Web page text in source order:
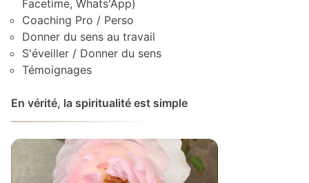
Facetime, Whats'App)
Coaching Pro / Perso
Donner du sens au travail
S'éveiller / Donner du sens
Témoignages
En vérité, la spiritualité est simple